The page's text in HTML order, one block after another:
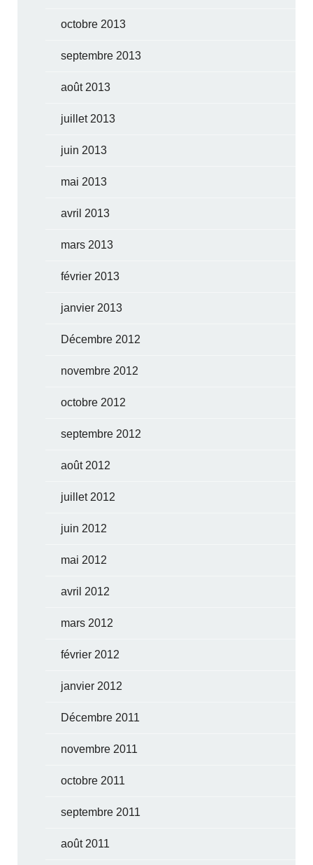
octobre 2013
septembre 2013
août 2013
juillet 2013
juin 2013
mai 2013
avril 2013
mars 2013
février 2013
janvier 2013
Décembre 2012
novembre 2012
octobre 2012
septembre 2012
août 2012
juillet 2012
juin 2012
mai 2012
avril 2012
mars 2012
février 2012
janvier 2012
Décembre 2011
novembre 2011
octobre 2011
septembre 2011
août 2011